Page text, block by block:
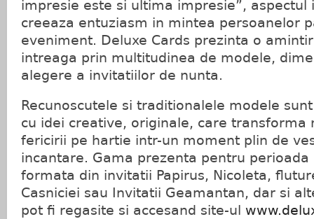
impresie este si ultima impresie”,
creeaza entuziasm in mintea persoanelor
eveniment. Deluxe Cards prezinta o
intreaga prin multitudinea de modele,
alegere a invitatiilor de nunta.
Recunoscutele si traditionalele modele
cu idei creative, originale, care transforma
fericirii pe hartie intr-un moment plin de
incantare. Gama prezenta pentru perioada
formata din invitatii Papirus, Nicoleta,
Casniciei sau Invitatii Geamantan, dar si
pot fi regasite si accesand site-ul